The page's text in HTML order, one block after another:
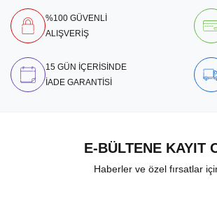
%100 GÜVENLİ
ALIŞVERİŞ
15 GÜN İÇERİSİNDE
İADE GARANTİSİ
E-BÜLTENE KAYIT
Haberler ve özel fırsatlar